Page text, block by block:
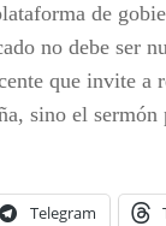
de
no debe ser
que invite a
sino el
Telegram